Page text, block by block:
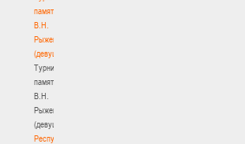
памяти
В.Н.
Рыженкова
(девушки)
Турнир
памяти
В.Н.
Рыженкова
(девушки)
Республиканские